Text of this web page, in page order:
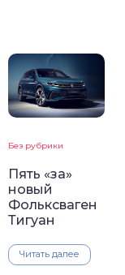
Без рубрики
­Пять «за»
новый
Фольксваген
Тигуан
Читать далее